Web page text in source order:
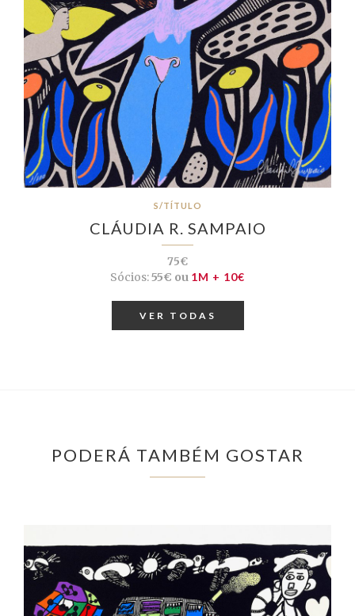
S/TÍTULO
CLÁUDIA R. SAMPAIO
75€
Sócios:55€ ou 1M + 10€
VER TODAS
PODERÁ TAMBÉM GOSTAR